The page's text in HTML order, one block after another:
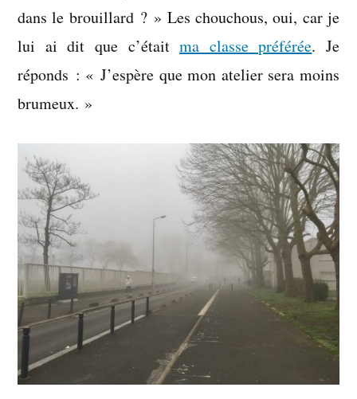
dans le brouillard ? » Les chouchous, oui, car je
lui ai dit que c’étaitma classe préférée. Je
réponds : « J’espère que mon atelier sera moins
brumeux. »